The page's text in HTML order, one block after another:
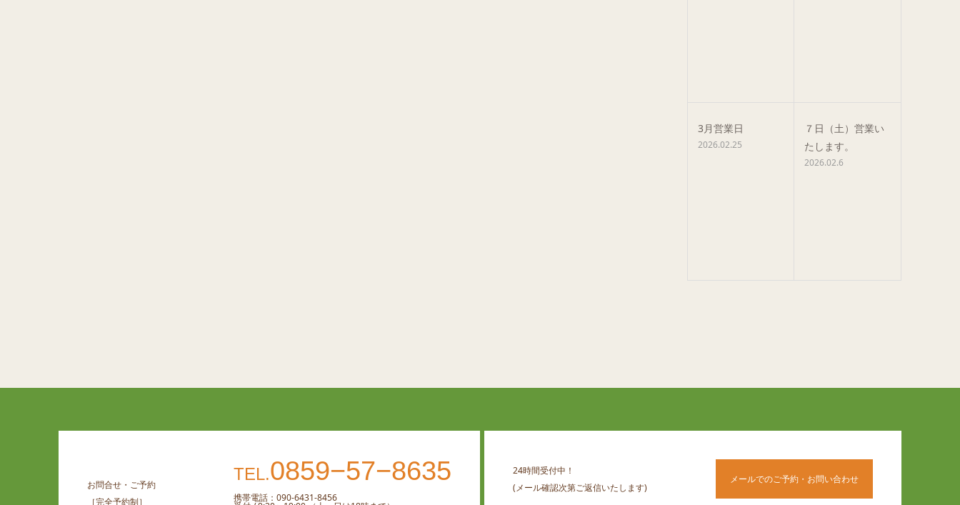
3月営業日
2026.02.25
７日（土）営業い
たします。
2026.02.6
お問合せ・ご予約
［完全予約制］
TEL.0859−57−8635
携帯電話：090-6431-8456
24時間受付中！
(メール確認次第ご返信いたします)
メールでのご予約・お問い合わせ